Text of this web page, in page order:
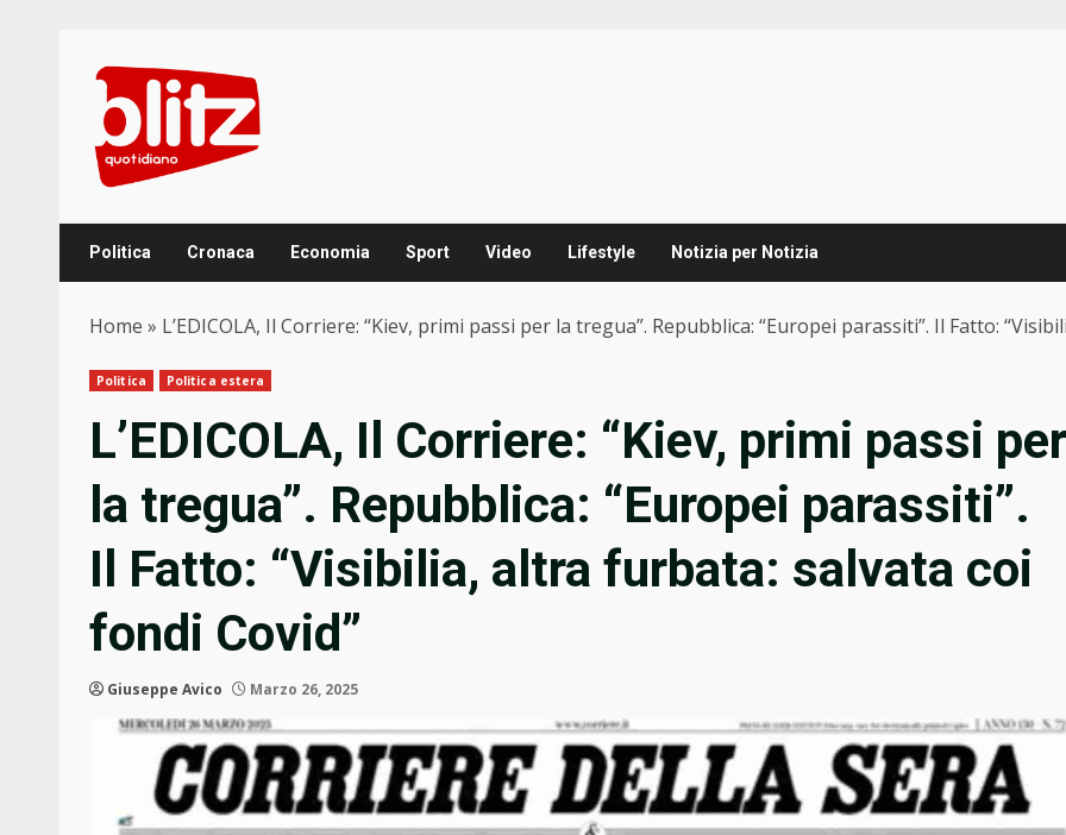
content
Politica Cronaca Economia Sport Video Lifestyle Notizia per Notizia
Home » L’EDICOLA, Il Corriere: “Kiev, primi passi per la tregua”. Repubblica: “Europei parassiti”. Il Fatto:
Politica Politica estera
L’EDICOLA, Il Corriere: “Kiev, primi passi per
la tregua”. Repubblica: “Europei parassiti”.
Il Fatto: “Visibilia, altra furbata: salvata coi
fondi Covid”
Giuseppe Avico Marzo 26, 2025